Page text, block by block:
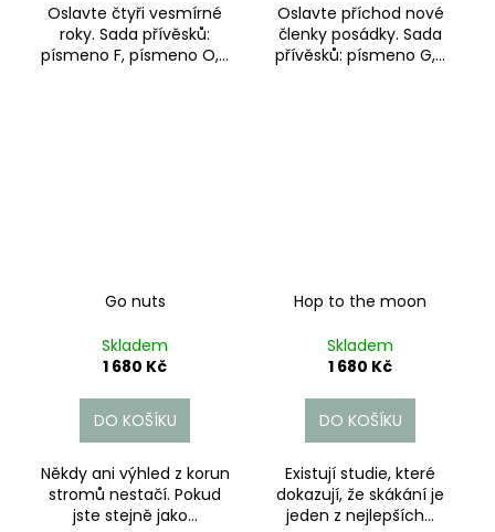
Oslavte čtyři vesmírné
roky. Sada přívěsků:
písmeno F, písmeno O,...
Oslavte příchod nové
členky posádky. Sada
přívěsků: písmeno G,...
Go nuts
Skladem
1 680 Kč
DO KOŠÍKU
Někdy ani výhled z korun
stromů nestačí. Pokud
jste stejně jako...
Hop to the moon
Skladem
1 680 Kč
DO KOŠÍKU
Existují studie, které
dokazují, že skákání je
jeden z nejlepších...